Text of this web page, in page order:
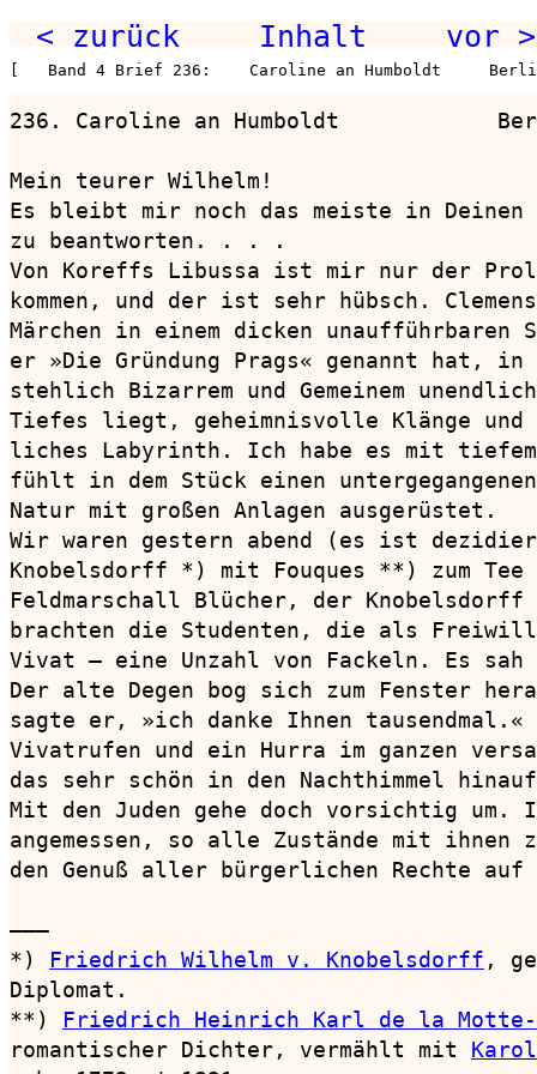
< zurück Inhalt vor >
[   Band 4 Brief 236:    Caroline an Humboldt
236. Caroline an Humboldt
Mein teurer Wilhelm!
Es bleibt mir noch das meiste in
zu beantworten. . . .
Von Koreffs Libussa ist mir nur der
kommen, und der ist sehr hübsch.
Märchen in einem dicken unaufführbaren
er »Die Gründung Prags« genannt hat, in
stehlich Bizarrem und Gemeinem
Tiefes liegt, geheimnisvolle Klänge und
liches Labyrinth. Ich habe es mit
fühlt in dem Stück einen
Natur mit großen Anlagen ausgerüstet.
Wir waren gestern abend (es ist
Knobelsdorff *) mit Fouques **) zum Tee
Feldmarschall Blücher, der Knobelsdorff
brachten die Studenten, die als
Vivat — eine Unzahl von Fackeln. Es sah
Der alte Degen bog sich zum Fenster
sagte er, »ich danke Ihnen
Vivatrufen und ein Hurra im ganzen
das sehr schön in den Nachthimmel
Mit den Juden gehe doch vorsichtig
angemessen, so alle Zustände mit ihnen
den Genuß aller bürgerlichen Rechte
———
*) Friedrich Wilhelm v. Knobelsdorff ,
Diplomat.
**) Friedrich Heinrich Karl de la Motte-
romantischer Dichter, vermählt mit